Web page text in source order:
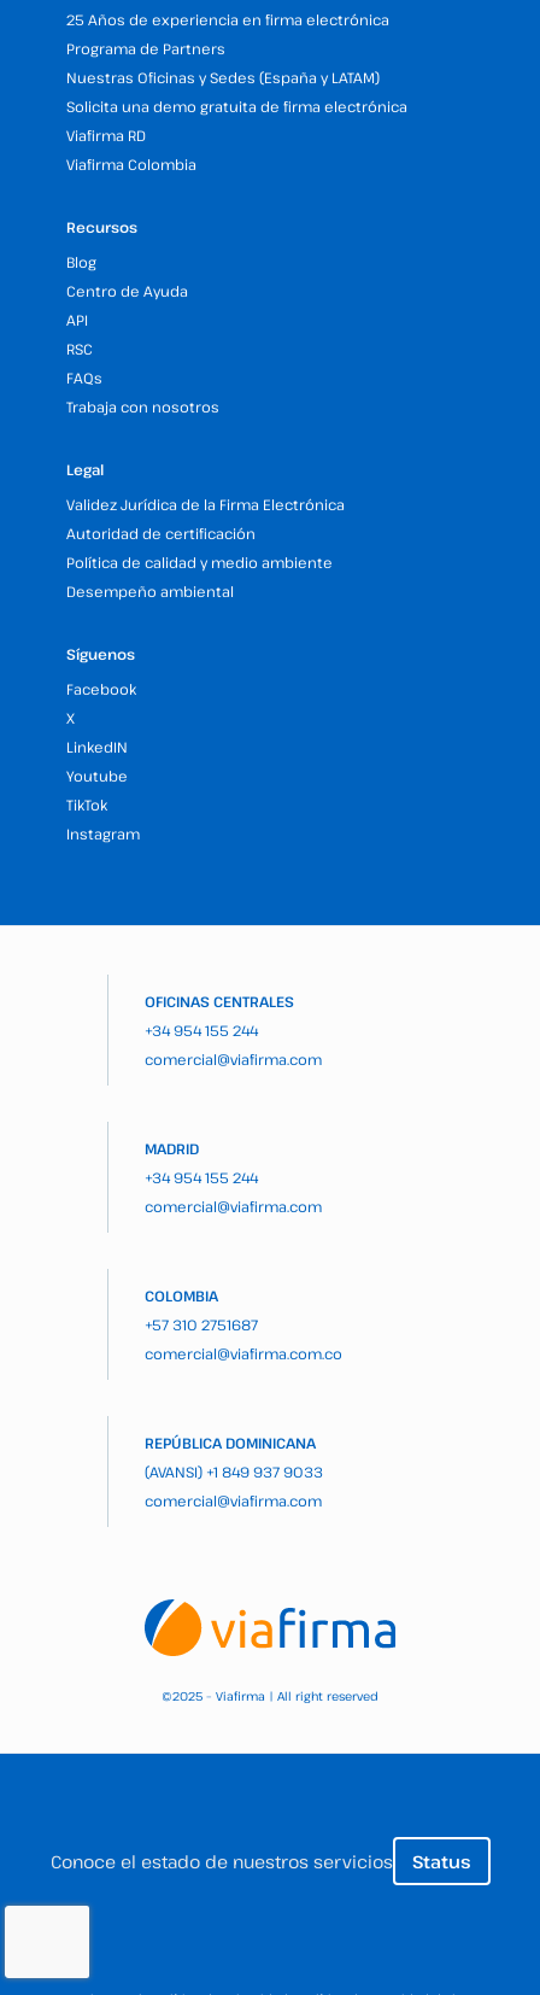
25 Años de experiencia en firma electrónica
Programa de Partners
Nuestras Oficinas y Sedes (España y LATAM)
Solicita una demo gratuita de firma electrónica
Viafirma RD
Viafirma Colombia
Recursos
Blog
Centro de Ayuda
API
RSC
FAQs
Trabaja con nosotros
Legal
Validez Jurídica de la Firma Electrónica
Autoridad de certificación
Política de calidad y medio ambiente
Desempeño ambiental
Síguenos
Facebook
X
LinkedIN
Youtube
TikTok
Instagram
OFICINAS CENTRALES
+34 954 155 244
comercial@viafirma.com
MADRID
+34 954 155 244
comercial@viafirma.com
COLOMBIA
+57 310 2751687
comercial@viafirma.com.co
REPÚBLICA DOMINICANA
(AVANSI) +1 849 937 9033
comercial@viafirma.com
©2025 – Viafirma | All right reserved
Conoce el estado de nuestros servicios Status